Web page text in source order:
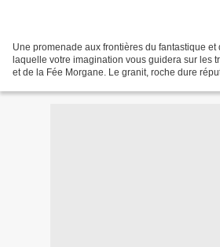
Une promenade aux frontières du fantastique
laquelle votre imagination vous guidera sur les
et de la Fée Morgane. Le granit, roche dure